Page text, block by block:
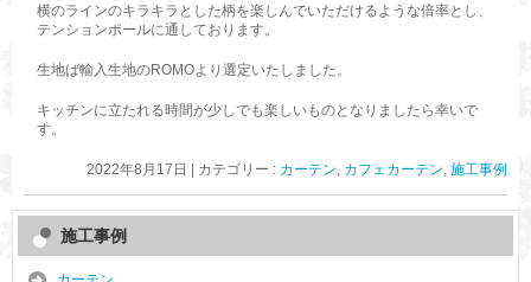
横のラインのキラキラとした柄を楽しんでいただけるような倍率とし、
テンションポールに通しております。
生地ば輸入生地のROMOより選定いたしました。
キッチンに立たれる時間が少しでも楽しいものとなりましたら幸いで
す。
2022年8月17日 | カテゴリー : カーテン カフェカーテン 施工事例
施工事例